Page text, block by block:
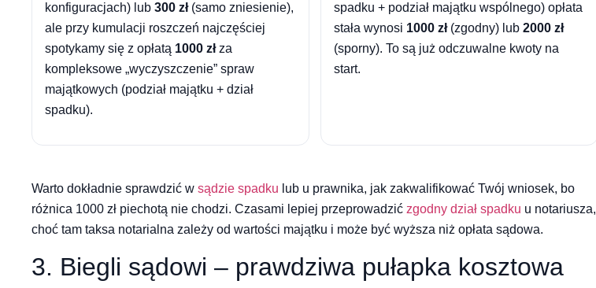
konfiguracjach) lub 300 zł(samo zniesienie),
ale przy kumulacji roszczeń najczęściej
spotykamy się z opłatą 1000 złza
kompleksowe „wyczyszczenie” spraw
majątkowych (podział majątku + dział
spadku).
spadku + podział majątku wspólnego) opłata
stała wynosi 1000 zł(zgodny) lub 2000 zł
(sporny). To są już odczuwalne kwoty na
start.
Warto dokładnie sprawdzić w sądzie spadku lub u prawnika, jak zakwalifikować Twój wniosek, bo
różnica 1000 zł piechotą nie chodzi. Czasami lepiej przeprowadzić zgodny dział spadku u notariusza,
choć tam taksa notarialna zależy od wartości majątku i może być wyższa niż opłata sądowa.
3. Biegli sądowi – prawdziwa pułapka kosztowa